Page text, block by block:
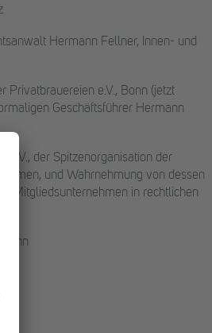
Hermann Fellner, Innen- und
Privatbrauereien e.V., Bonn (jetzt
Geschäftsführer Hermann
e.V., der Spitzenorganisation der
und Wahrnehmung von dessen
Mitgliedsunternehmen in rechtlichen